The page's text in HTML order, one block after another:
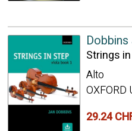
Dobbins
Strings
Alto
OXFORD
29.24